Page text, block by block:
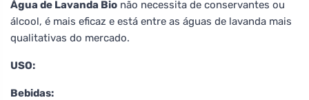
Água de Lavanda Bio não necessita de conservantes ou
álcool, é mais eficaz e está entre as águas de lavanda mais
qualitativas do mercado.
USO:
Bebidas: